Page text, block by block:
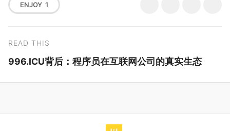
ENJOY 1
READ THIS
996.ICU背后：程序员在互联网公司的真实生态